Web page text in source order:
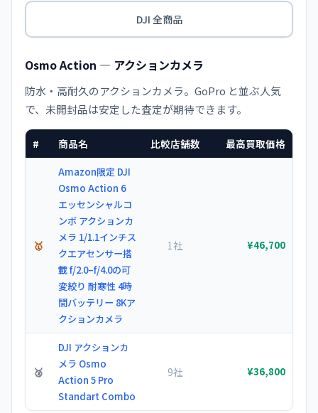
DJI 全商品
Osmo Action — アクションカメラ
防水・高耐久のアクションカメラ。GoPro と並ぶ人気
で、未開封品は安定した査定が期待できます。
# 商品名 比較店舗数 最高買取価格
🥇
Amazon限定 DJI
Osmo Action 6
エッセンシャルコ
ンボ アクションカ
メラ 1/1.1インチス
クエアセンサー搭
載 f/2.0–f/4.0の可
変絞り 耐寒性 4時
間バッテリー 8Kア
クションカメラ
1社 ¥46,700
🥈
DJI アクションカ
メラ Osmo
Action 5 Pro
Standart Combo
9社 ¥36,800